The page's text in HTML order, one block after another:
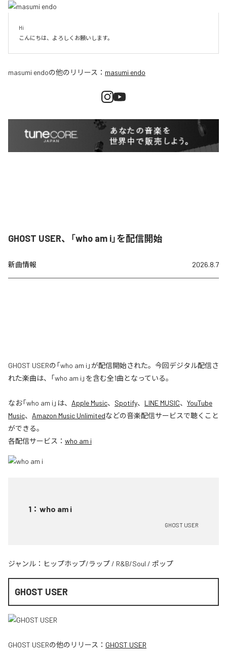
Hi
こんにちは、よろしくお願いします。
masumi endoの他のリリース： masumi endo
GHOST USER、「who am i」を配信開始
新曲情報 2026.8.7
GHOST USERの「who am i」が配信開始された。今回デジタル配信さ
れた楽曲は、「who am i」を含む全1曲となっている。
なお「who am i 」は、 Apple Music、 Spotify、 LINE MUSIC、 YouTube
Music、 Amazon Music Unlimitedなどの音楽配信サービスで聴くこと
ができる。
各配信サービス： who am i
1 ： who am i
GHOST USER
ジャンル： ヒップホップ/ラップ / R&B/Soul / ポップ
GHOST USER
GHOST USERの他のリリース： GHOST USER